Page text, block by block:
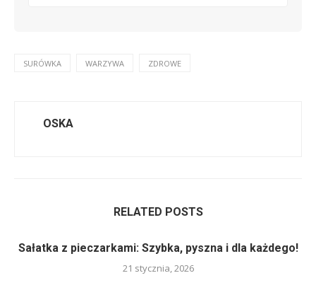
SURÓWKA WARZYWA ZDROWE
OSKA
RELATED POSTS
Sałatka z pieczarkami: Szybka, pyszna i dla każdego!
21 stycznia, 2026